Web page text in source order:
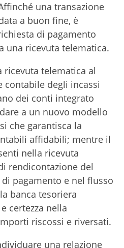
una transazione
a buon fine, è
di pagamento
una ricevuta telematica.
ricevuta telematica al
contabile degli incassi
dei conti integrato
a un nuovo modello
che garantisca la
affidabili; mentre il
nella ricevuta
rendicontazione del
pagamento e nel flusso
banca tesoriera
certezza nella
riscossi e riversati.
una relazione